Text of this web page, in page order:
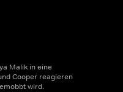
Malik in eine
Cooper reagieren
wird.